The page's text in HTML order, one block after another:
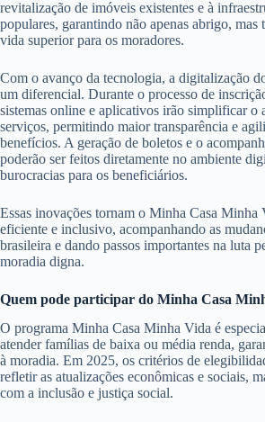
revitalização de imóveis existentes e à
populares, garantindo não apenas abrigo, mas
vida superior para os moradores.
Com o avanço da tecnologia, a digitalização
um diferencial. Durante o processo de
sistemas online e aplicativos irão simplificar o
serviços, permitindo maior transparência e
benefícios. A geração de boletos e o
poderão ser feitos diretamente no ambiente
burocracias para os beneficiários.
Essas inovações tornam o Minha Casa Minha
eficiente e inclusivo, acompanhando as
brasileira e dando passos importantes na luta
moradia digna.
Quem pode participar do Minha Casa
O programa Minha Casa Minha Vida é
atender famílias de baixa ou média renda,
à moradia. Em 2025, os critérios de
refletir as atualizações econômicas e sociais,
com a inclusão e justiça social.